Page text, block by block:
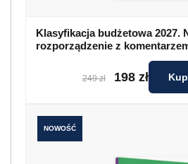
Klasyfikacja budżetowa 2027.
rozporządzenie z
249 zł 198 zł
NOWOŚĆ